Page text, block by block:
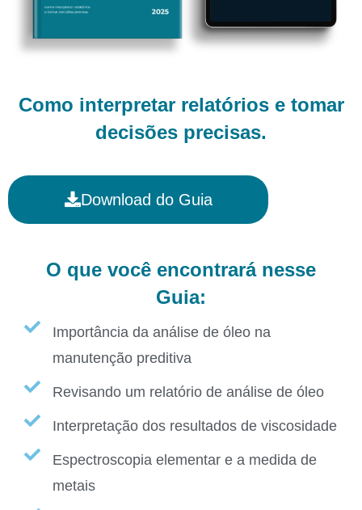
Como interpretar relatórios e tomar
decisões precisas.
Download do Guia
O que você encontrará nesse
Guia:
Importância da análise de óleo na
manutenção preditiva
Revisando um relatório de análise de óleo
Interpretação dos resultados de viscosidade
Espectroscopia elementar e a medida de
metais